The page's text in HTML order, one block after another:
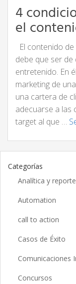
4
el
El contenido
debe que ser de
entretenido. En
marketing de
una cartera de
adecuarse a las
target al que …
Categorías
Analítica y
Automation
call to action
Casos de Éxito
Comunicaciones
Concursos